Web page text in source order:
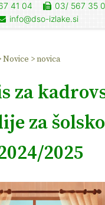
41 04
03/ 567 35
info@dso-izlake.si
Novice >novica
za
za
2025